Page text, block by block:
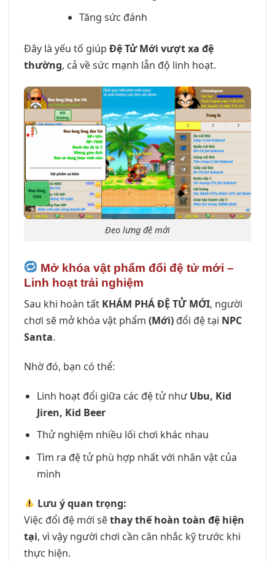
Tăng sức đánh
Đây là yếu tố giúp Đệ Tử Mới vượt xa đệ
thường, cả về sức mạnh lẫn độ linh hoạt.
Đeo lưng đệ mới
Mở khóa vật phẩm đổi đệ tử mới –
Linh hoạt trải nghiệm
Sau khi hoàn tất KHÁM PHÁ ĐỆ TỬ MỚI, người
chơi sẽ mở khóa vật phẩm (Mới) đổi đệ tại NPC
Santa.
Nhờ đó, bạn có thể:
Linh hoạt đổi giữa các đệ tử nhưUbu, Kid
Jiren, Kid Beer
Thử nghiệm nhiều lối chơi khác nhau
Tìm ra đệ tử phù hợp nhất với nhân vật của
mình
Lưu ý quan trọng:
Việc đổi đệ mới sẽthay thế hoàn toàn đệ hiện
tại, vì vậy người chơi cần cân nhắc kỹ trước khi
thực hiện.